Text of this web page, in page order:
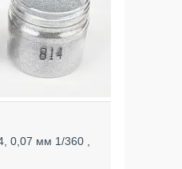
0,07 мм 1/360 ,